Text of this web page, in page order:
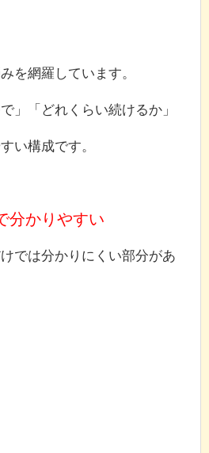
を網羅しています。
」「どれくらい続けるか」
い構成です。
分かりやすい
では分かりにくい部分があ